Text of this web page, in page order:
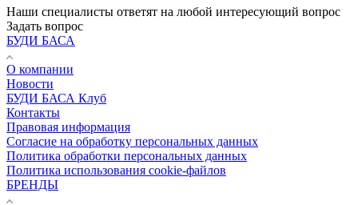
Наши специалисты ответят на любой интересующий вопрос
Задать вопрос
БУДИ БАСА
О компании
Новости
БУДИ БАСА Клуб
Контакты
Правовая информация
Согласие на обработку персональных данных
Политика обработки персональных данных
Политика использования cookie-файлов
БРЕНДЫ